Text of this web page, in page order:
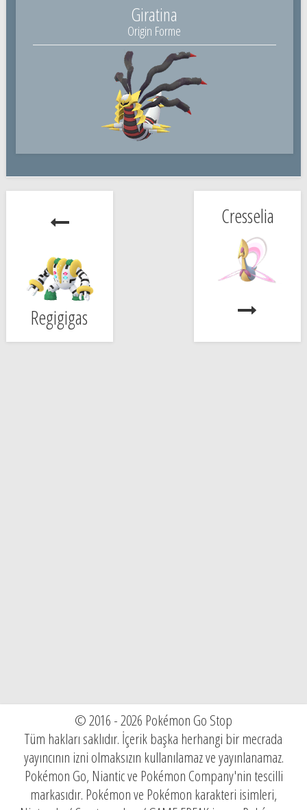
Giratina
Origin Forme
Regigigas
Cresselia
© 2016 - 2026 Pokémon Go Stop
Tüm hakları saklıdır. İçerik başka herhangi bir mecrada
yayıncının izni olmaksızın kullanılamaz ve yayınlanamaz.
Pokémon Go, Niantic ve Pokémon Company'nin tescilli
markasıdır. Pokémon ve Pokémon karakteri isimleri,